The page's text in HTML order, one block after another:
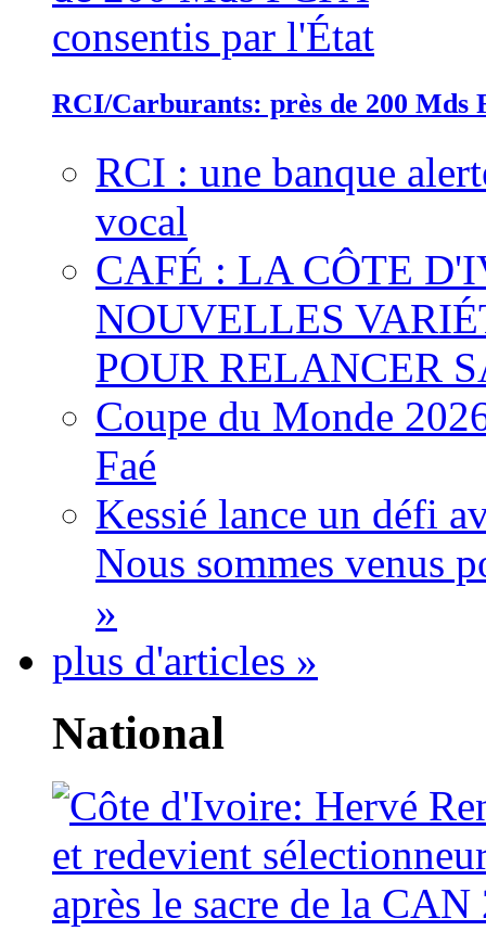
RCI/Carburants: près de 200 Mds
RCI : une banque
vocal
CAFÉ : LA CÔTE
NOUVELLES
POUR RELANCER
Coupe du Monde
Faé
Kessié lance un défi
Nous sommes venus
»
plus d'articles »
National